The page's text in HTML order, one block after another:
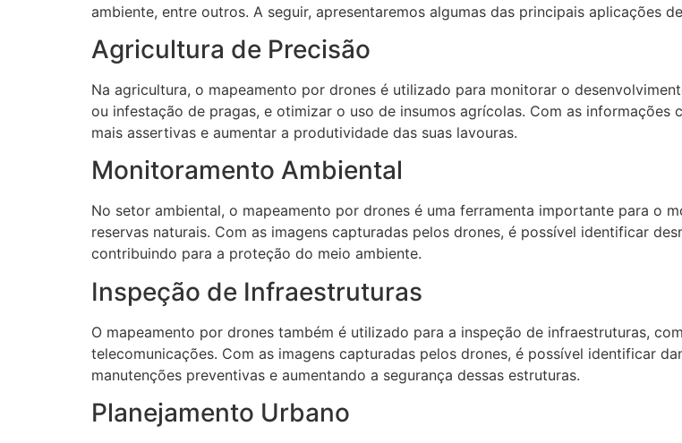
ambiente, entre outros. A seguir, apresentaremos algumas das principais aplicações
Agricultura de Precisão
Na agricultura, o mapeamento por drones é utilizado para monitorar o
ou infestação de pragas, e otimizar o uso de insumos agrícolas. Com as
mais assertivas e aumentar a produtividade das suas lavouras.
Monitoramento Ambiental
No setor ambiental, o mapeamento por drones é uma ferramenta importante para o
reservas naturais. Com as imagens capturadas pelos drones, é possível identificar
contribuindo para a proteção do meio ambiente.
Inspeção de Infraestruturas
O mapeamento por drones também é utilizado para a inspeção de infraestruturas,
telecomunicações. Com as imagens capturadas pelos drones, é possível identificar
manutenções preventivas e aumentando a segurança dessas estruturas.
Planejamento Urbano